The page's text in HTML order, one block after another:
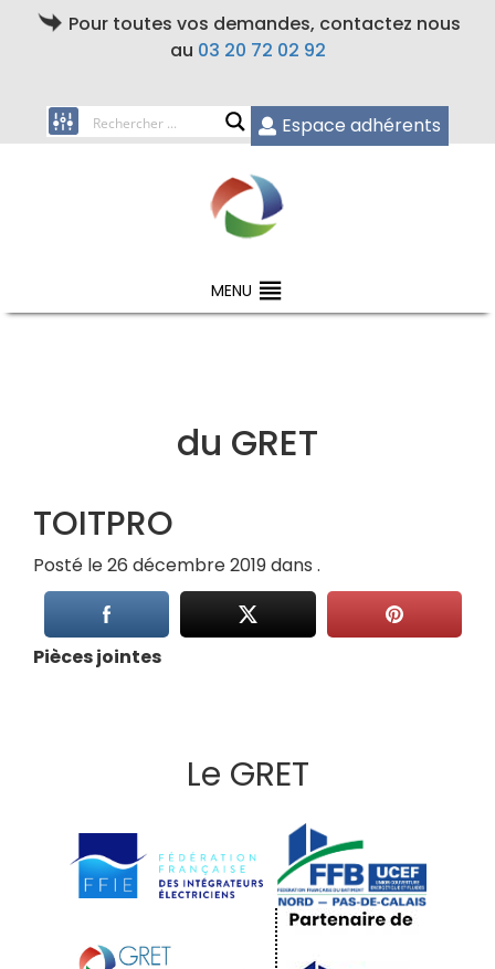
Pour toutes vos demandes, contactez nous
au 03 20 72 02 92
Espace adhérents
MENU
du GRET
TOITPRO
Posté le 26 décembre 2019 dans .
Pièces jointes
Le GRET